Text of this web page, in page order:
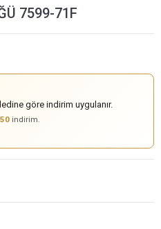
7599-71F
göre indirim uygulanır.
indirim.